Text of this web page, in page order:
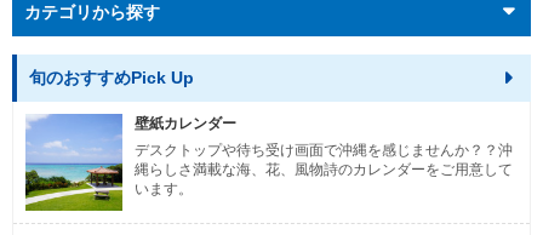
カテゴリから探す
旬のおすすめPick Up
壁紙カレンダー
デスクトップや待ち受け画面で沖縄を感じませんか？？沖
縄らしさ満載な海、花、風物詩のカレンダーをご用意して
います。